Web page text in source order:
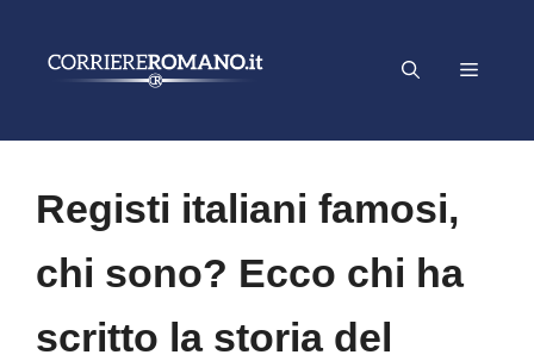
Menu
Registi italiani famosi,
chi sono? Ecco chi ha
scritto la storia del